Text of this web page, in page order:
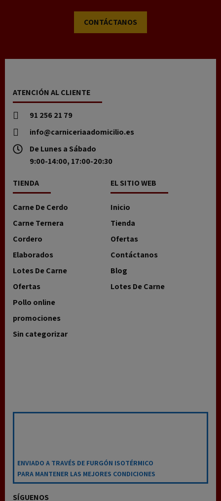
CONTÁCTANOS
ATENCIÓN AL CLIENTE
91 256 21 79
info@carniceriaadomicilio.es
De Lunes a Sábado
9:00-14:00, 17:00-20:30
TIENDA
Carne De Cerdo
Carne Ternera
Cordero
Elaborados
Lotes De Carne
Ofertas
Pollo online
promociones
Sin categorizar
EL SITIO WEB
Inicio
Tienda
Ofertas
Contáctanos
Blog
Lotes De Carne
ENVIADO A TRAVÉS DE FURGÓN ISOTÉRMICO
PARA MANTENER LAS MEJORES CONDICIONES
SÍGUENOS